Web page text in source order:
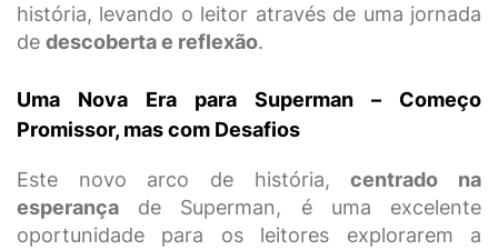
história, levando o leitor através de uma jornada
de descoberta e reflexão.
Uma Nova Era para Superman – Começo
Promissor, mas com Desafios
Este novo arco de história,centrado na
esperança de Superman, é uma excelente
oportunidade para os leitores explorarem a